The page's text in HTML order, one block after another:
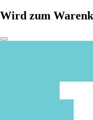
Wird zum